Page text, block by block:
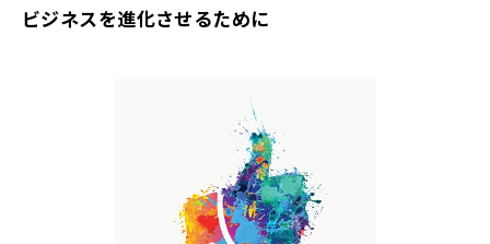
ビジネスを進化させるために